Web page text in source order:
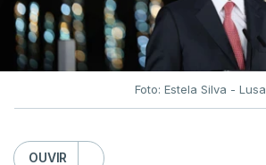
Foto: Estela Silva - Lusa
OUVIR